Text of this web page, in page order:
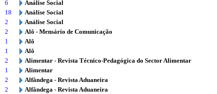
6
Análise Social
18
Análise Social
2
Análise Social
2
Alô - Mensário de Comunicação
1
Alô
1
Alô
2
Alimentar - Revista Técnico-Pedagógica do Sector Alimentar
1
Alimentar
2
Alfândega - Revista Aduaneira
2
Alfândega - Revista Aduaneira